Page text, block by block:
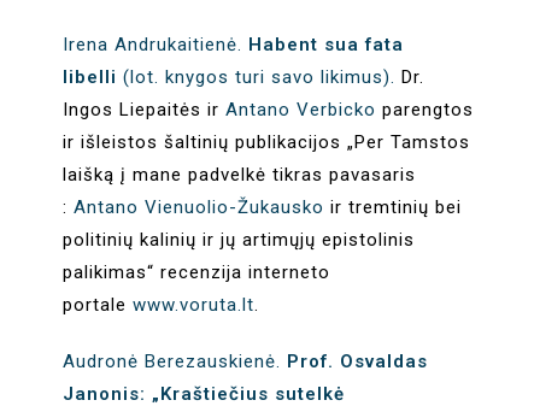
Irena Andrukaitienė. Habent sua fata
libelli (lot. knygos turi savo likimus). Dr.
Ingos Liepaitės irAntano Verbicko parengtos
ir išleistos šaltinių publikacijos „Per Tamstos
laišką į mane padvelkė tikras pavasaris
:Antano Vienuolio-Žukausko ir tremtinių bei
politinių kalinių ir jų artimųjų epistolinis
palikimas“ recenzija interneto
portalewww.voruta.lt.
Audronė Berezauskienė. Prof. Osvaldas
Janonis: „Kraštiečius sutelkė